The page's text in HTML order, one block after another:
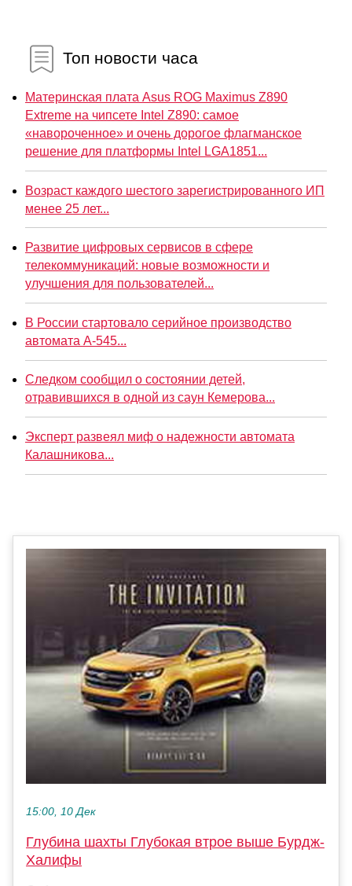
Топ новости часа
Материнская плата Asus ROG Maximus Z890
Extreme на чипсете Intel Z890: самое
«навороченное» и очень дорогое флагманское
решение для платформы Intel LGA1851...
Возраст каждого шестого зарегистрированного ИП
менее 25 лет...
Развитие цифровых сервисов в сфере
телекоммуникаций: новые возможности и
улучшения для пользователей...
В России стартовало серийное производство
автомата А-545...
Следком сообщил о состоянии детей,
отравившихся в одной из саун Кемерова...
Эксперт развеял миф о надежности автомата
Калашникова...
15:00, 10 Дек
Глубина шахты Глубокая втрое выше Бурдж-
Халифы